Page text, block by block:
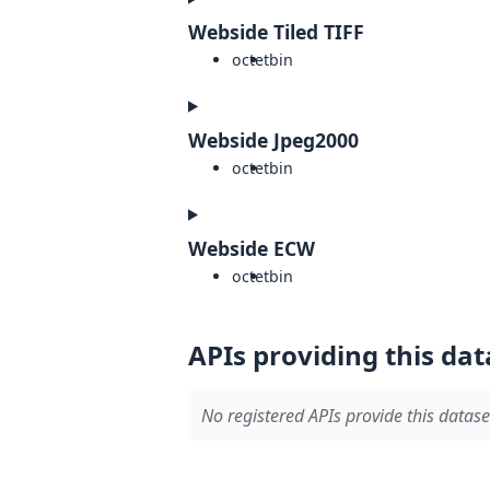
Webside Tiled TIFF
octetbin
Webside Jpeg2000
octetbin
Webside ECW
octetbin
APIs providing this
No registered APIs provide this